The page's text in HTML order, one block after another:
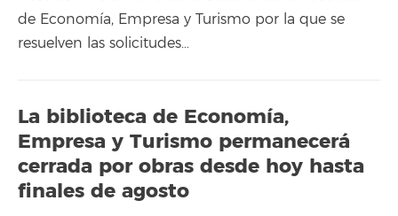
de Economía, Empresa y Turismo por la que se
resuelven las solicitudes…
La biblioteca de Economía,
Empresa y Turismo permanecerá
cerrada por obras desde hoy hasta
finales de agosto